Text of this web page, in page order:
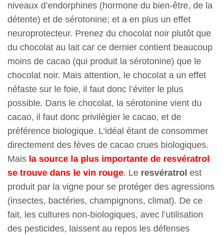
niveaux d’endorphines (hormone du bien-être, de la
détente) et de sérotonine; et a en plus un effet
neuroprotecteur. Prenez du chocolat noir plutôt que
du chocolat au lait car ce dernier contient beaucoup
moins de cacao (qui produit la sérotonine) que le
chocolat noir. Mais attention, le chocolat a un effet
néfaste sur le foie, il faut donc l’éviter le plus
possible. Dans le chocolat, la sérotonine vient du
cacao, il faut donc privilégier le cacao, et de
préférence biologique. L’idéal étant de consommer
directement des fèves de cacao crues biologiques.
Mais la source la plus importante de resvératrol
se trouve dans le vin rouge. Le resvératrol est
produit par la vigne pour se protéger des agressions
(insectes, bactéries, champignons, climat). De ce
fait, les cultures non-biologiques, avec l’utilisation
des pesticides, laissent au repos les défenses